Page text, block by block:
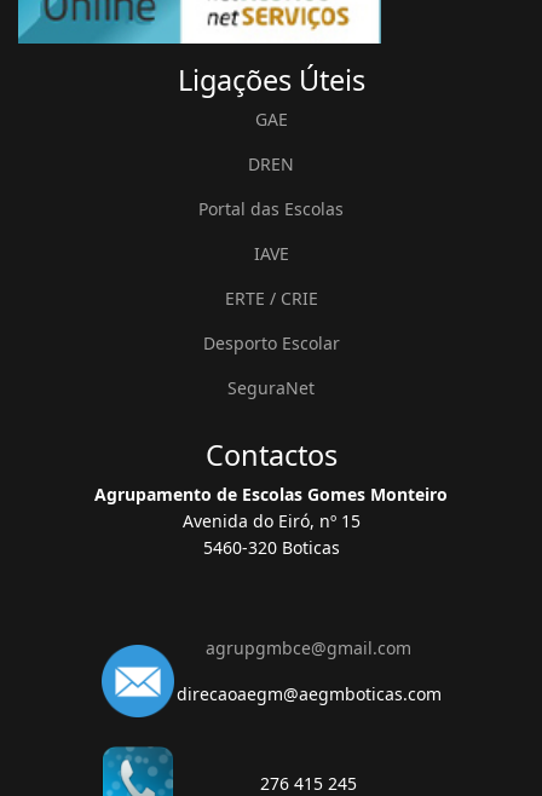
LigaçõesÚteis
GAE
DREN
Portal das Escolas
IAVE
ERTE / CRIE
Desporto Escolar
SeguraNet
Contactos
Agrupamento de Escolas Gomes Monteiro
Avenida do Eiró, nº 15
5460-320 Boticas
agrupgmbce@gmail.com
direcaoaegm@aegmboticas.com
276 415 245